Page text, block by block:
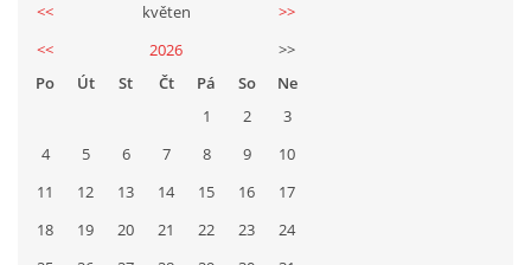
<< květen
>>
<<
2026
>>
Po
Út St Čt Pá So
Ne
1
2
3
4
5 6 7 8 9
10
11
12 13 14 15 16
17
18
19 20 21 22 23
24